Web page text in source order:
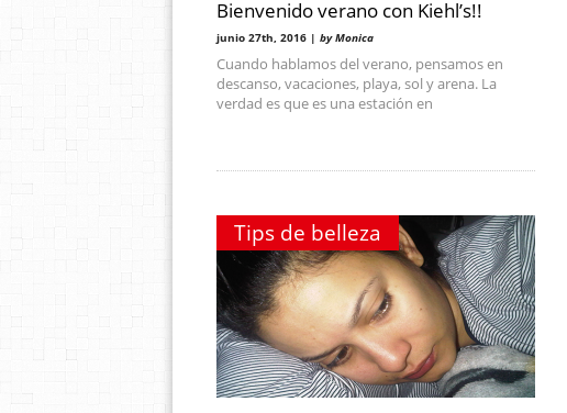
Bienvenido verano con Kiehl’s!!
junio 27th, 2016 | by Monica
Cuando hablamos del verano, pensamos en
descanso, vacaciones, playa, sol y arena. La
verdad es que es una estación en
Tips de belleza